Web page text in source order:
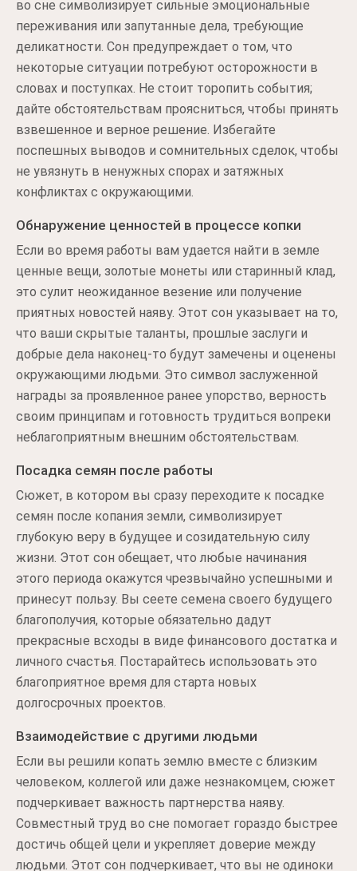
во сне символизирует сильные эмоциональные
переживания или запутанные дела, требующие
деликатности. Сон предупреждает о том, что
некоторые ситуации потребуют осторожности в
словах и поступках. Не стоит торопить события;
дайте обстоятельствам проясниться, чтобы принять
взвешенное и верное решение. Избегайте
поспешных выводов и сомнительных сделок, чтобы
не увязнуть в ненужных спорах и затяжных
конфликтах с окружающими.
Обнаружение ценностей в процессе копки
Если во время работы вам удается найти в земле
ценные вещи, золотые монеты или старинный клад,
это сулит неожиданное везение или получение
приятных новостей наяву. Этот сон указывает на то,
что ваши скрытые таланты, прошлые заслуги и
добрые дела наконец-то будут замечены и оценены
окружающими людьми. Это символ заслуженной
награды за проявленное ранее упорство, верность
своим принципам и готовность трудиться вопреки
неблагоприятным внешним обстоятельствам.
Посадка семян после работы
Сюжет, в котором вы сразу переходите к посадке
семян после копания земли, символизирует
глубокую веру в будущее и созидательную силу
жизни. Этот сон обещает, что любые начинания
этого периода окажутся чрезвычайно успешными и
принесут пользу. Вы сеете семена своего будущего
благополучия, которые обязательно дадут
прекрасные всходы в виде финансового достатка и
личного счастья. Постарайтесь использовать это
благоприятное время для старта новых
долгосрочных проектов.
Взаимодействие с другими людьми
Если вы решили копать землю вместе с близким
человеком, коллегой или даже незнакомцем, сюжет
подчеркивает важность партнерства наяву.
Совместный труд во сне помогает гораздо быстрее
достичь общей цели и укрепляет доверие между
людьми. Этот сон подчеркивает, что вы не одиноки